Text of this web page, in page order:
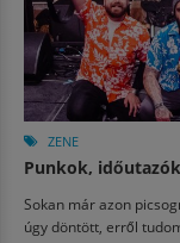
ZENE
Punkok,
Sokan már azon
úgy döntött, erről